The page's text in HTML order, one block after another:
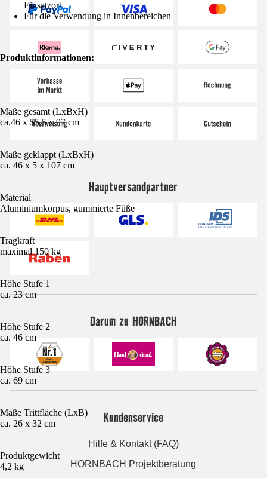
Einsatzort
Für die Verwendung in Innenbereichen
Produktinformationen:
Maße gesamt (LxBxH)
ca.46 x 55,5 x 97 cm
Maße geklappt (LxBxH)
ca. 46 x 5 x 107 cm
Material
Aluminiumkorpus, gummierte Füße
Tragkraft
maximal 150 kg
Höhe Stufe 1
ca. 23 cm
Höhe Stufe 2
ca. 46 cm
Höhe Stufe 3
ca. 69 cm
Maße Trittfläche (LxB)
ca. 26 x 32 cm
Produktgewicht
4,2 kg
Hauptversandpartner
Darum zu HORNBACH
Kundenservice
Hilfe & Kontakt (FAQ)
HORNBACH Projektberatung